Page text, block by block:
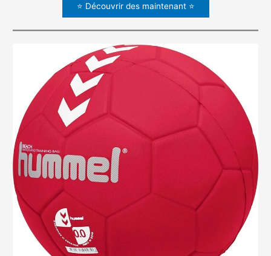
⭐ Découvrir des maintenant ⭐